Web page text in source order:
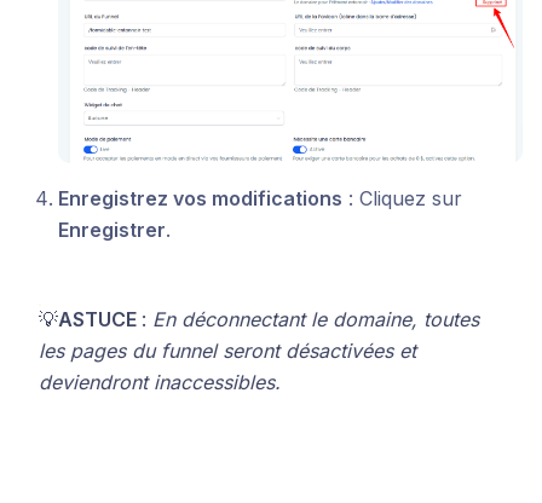
Enregistrez vos modifications : Cliquez sur
Enregistrer.
💡ASTUCE : En déconnectant le domaine, toutes
les pages du funnel seront désactivées et
deviendront inaccessibles.